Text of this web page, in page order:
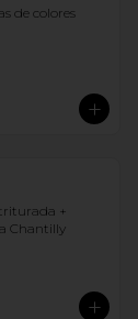
de colores
+
Chantilly